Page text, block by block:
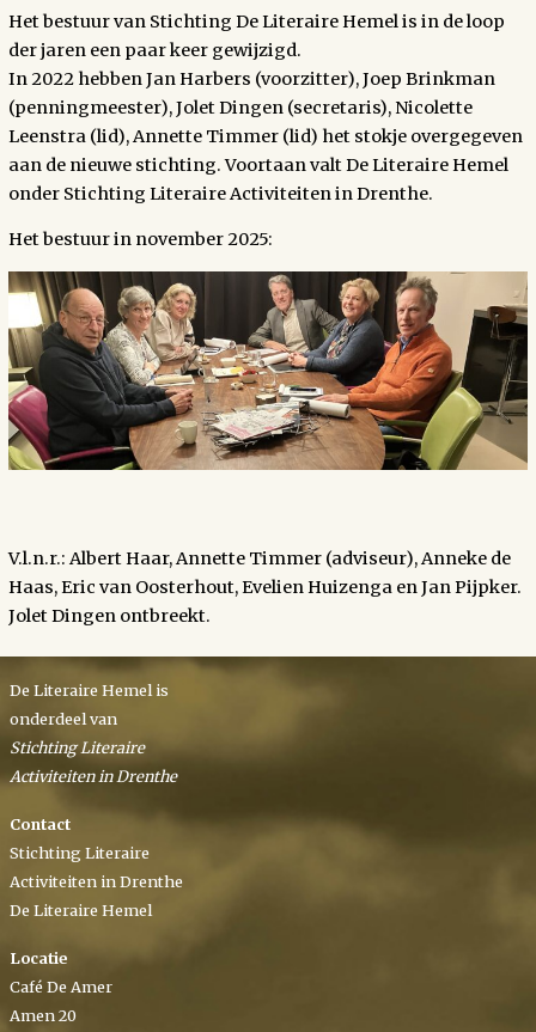
Het bestuur van Stichting De Literaire Hemel is in de loop
der jaren een paar keer gewijzigd.
In 2022 hebben Jan Harbers (voorzitter), Joep Brinkman
(penningmeester), Jolet Dingen (secretaris), Nicolette
Leenstra (lid), Annette Timmer (lid) het stokje overgegeven
aan de nieuwe stichting. Voortaan valt De Literaire Hemel
onder Stichting Literaire Activiteiten in Drenthe.
Het bestuur in november 2025:
V.l.n.r.: Albert Haar, Annette Timmer (adviseur), Anneke de
Haas, Eric van Oosterhout, Evelien Huizenga en Jan Pijpker.
Jolet Dingen ontbreekt.
De Literaire Hemel is
onderdeel van
Stichting Literaire
Activiteiten in Drenthe
Contact
Stichting Literaire
Activiteiten in Drenthe
De Literaire Hemel
Locatie
Café De Amer
Amen 20